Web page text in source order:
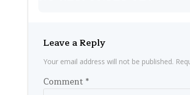
Leave a Reply
Your email address will not be published.
Comment*